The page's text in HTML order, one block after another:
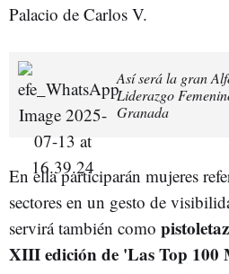
Palacio de Carlos V.
Así será la gran
Liderazgo
Granada
En ella participarán mujeres
sectores en un gesto de
servirá también como
XIII edición de 'Las Top 100